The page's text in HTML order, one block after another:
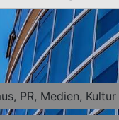
PR, Medien, Kultur